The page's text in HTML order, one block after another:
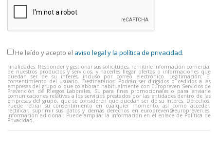
He leído y acepto el aviso legal y la política de privacidad.
Finalidades: Responder y gestionar sus solicitudes, remitirle información comercial
de nuestros productos y servicios, y hacerles llegar ofertas o informaciones que
puedan ser de su interés, incluso por correo electrónico. Legitimación: El
consentimiento del usuario. Destinatarios: Podrán ser dirigidos o cedidos a las
empresas del grupo o que colaboran habitualmente con Europreven Servicios de
Prevención de Riesgos Laborales, SL para fines promocionales o para enviarle
comunicaciones relativas a los servicios prestados por las entidades dentro de las
empresas del grupo, que se consideren que puedan ser de su interés. Derechos:
Puede retirar su consentimiento en cualquier momento, así como acceder,
rectificar, suprimir sus datos y demás derechos en europreven@europreven.es.
Información adicional: Puede ampliar la información en el enlace de Política de
Privacidad.